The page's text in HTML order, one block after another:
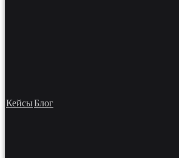
КейсыБлог